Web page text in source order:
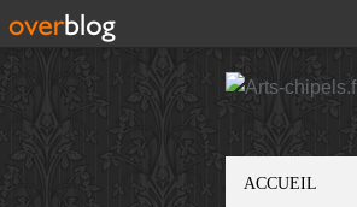
ACCUEIL